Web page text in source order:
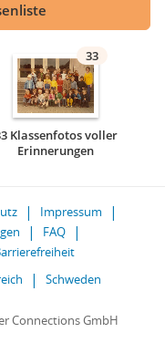
33
Klassenfotos voller
Erinnerungen
Impressum
FAQ
Schweden
Connections GmbH